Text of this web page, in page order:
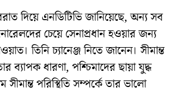
দিয়ে এনডিটিভি জানিয়েছে, অন্য সব
চেয়ে সেনাপ্রধান হওয়ার জন্য
তিনি চ্যানেঞ্জ নিতে জানেন। সীমান্ত
ব্যাপক ধারণা, পশ্চিমাদের ছায়া যুদ্ধ
পরিস্থিতি সম্পর্কে তার ভালো